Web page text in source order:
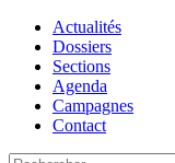
Actualités
Dossiers
Sections
Agenda
Campagnes
Contact